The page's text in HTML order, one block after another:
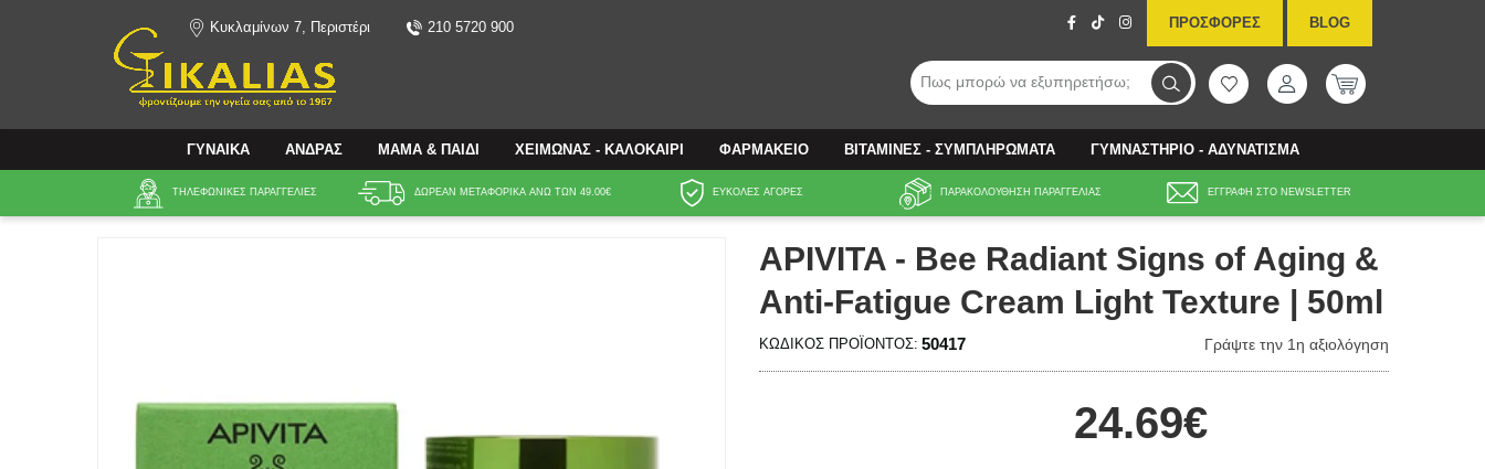
Κυκλαμίνων 7, Περιστέρι 210 5720 900 ΠΡΟΣΦΟΡΕΣ BLOG
Πως μπορώ να εξυπηρετήσω;
ΓΥΝΑΙΚΑ ΑΝΔΡΑΣ ΜΑΜΑ & ΠΑΙΔΙ ΧΕΙΜΩΝΑΣ - ΚΑΛΟΚΑΙΡΙ ΦΑΡΜΑΚΕΙΟ ΒΙΤΑΜΙΝΕΣ - ΣΥΜΠΛΗΡΩΜΑΤΑ ΓΥΜΝΑΣΤΗΡΙΟ - ΑΔΥΝΑΤΙΣΜΑ
ΤΗΛΕΦΩΝΙΚΕΣ ΠΑΡΑΓΓΕΛΙΕΣ ΔΩΡΕΑΝ ΜΕΤΑΦΟΡΙΚΑ ΑΝΩ ΤΩΝ 49.00€ ΕΥΚΟΛΕΣ ΑΓΟΡΕΣ ΠΑΡΑΚΟΛΟΥΘΗΣΗ ΠΑΡΑΓΓΕΛΙΑΣ ΕΓΓΡΑΦΗ ΣΤΟ NEWSLETTER
Αναζήτηση
APIVITA - Bee Radiant Signs of Aging &
Anti-Fatigue Cream Light Texture | 50ml
ΚΩΔΙΚΌΣ ΠΡΟΪΌΝΤΟΣ: 50417 Γράψτε την 1η αξιολόγηση
24.69€